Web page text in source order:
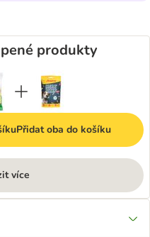
produkty
Přidat oba do košíku
více